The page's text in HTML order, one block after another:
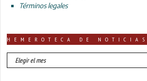
Términos legales
HEMEROTECA DE NOTICIAS
HEMEROTECA
DE